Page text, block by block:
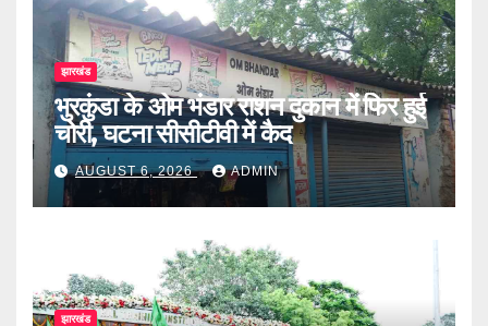
झारखंड
भुरकुंडा के ओम भंडार राशन दुकान में फिर हुई
चोरी, घटना सीसीटीवी में कैद
AUGUST 6, 2026 ADMIN
झारखंड